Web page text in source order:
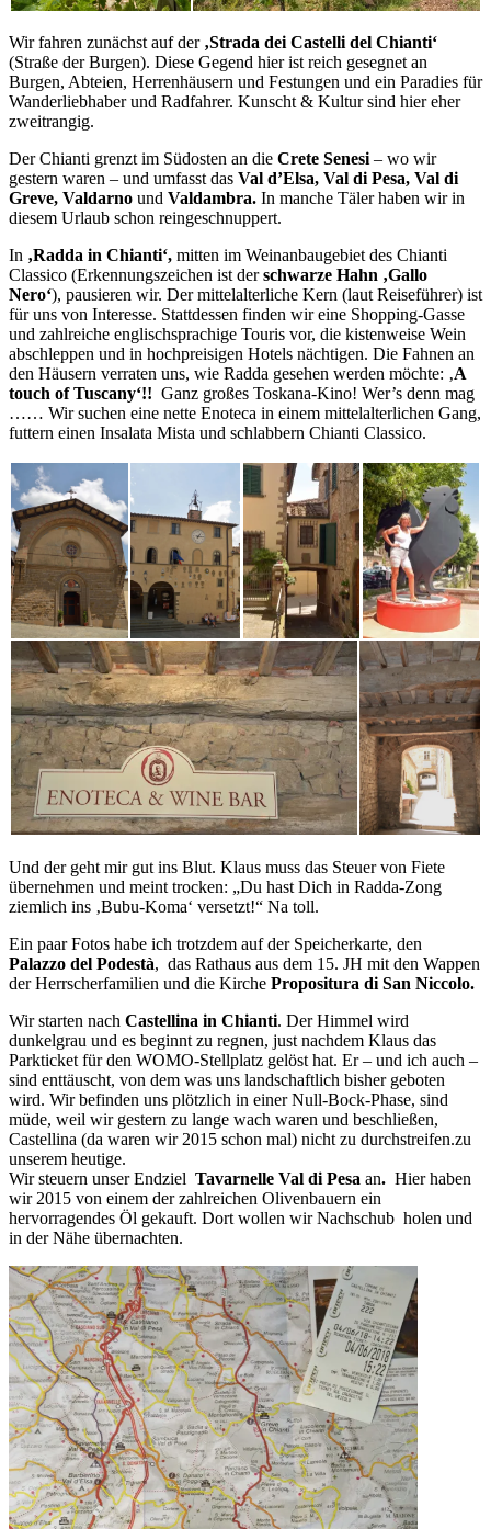
Wir fahren zunächst auf der ‚Strada dei Castelli del Chianti‘
(Straße der Burgen). Diese Gegend hier ist reich gesegnet an
Burgen, Abteien, Herrenhäusern und Festungen und ein Paradies für
Wanderliebhaber und Radfahrer. Kunscht & Kultur sind hier eher
zweitrangig.
Der Chianti grenzt im Südosten an die Crete Senesi – wo wir
gestern waren – und umfasst das Val d’Elsa, Val di Pesa, Val di
Greve, Valdarno und Valdambra. In manche Täler haben wir in
diesem Urlaub schon reingeschnuppert.
In ‚Radda in Chianti‘, mitten im Weinanbaugebiet des Chianti
Classico (Erkennungszeichen ist derschwarze Hahn ‚Gallo
Nero‘), pausieren wir. Der mittelalterliche Kern (laut Reiseführer) ist
für uns von Interesse. Stattdessen finden wir eine Shopping-Gasse
und zahlreiche englischsprachige Touris vor, die kistenweise Wein
abschleppen und in hochpreisigen Hotels nächtigen. Die Fahnen an
den Häusern verraten uns, wie Radda gesehen werden möchte: ‚A
touch of Tuscany‘!! Ganz großes Toskana-Kino! Wer’s denn mag
…… Wir suchen eine nette Enoteca in einem mittelalterlichen Gang,
futtern einen Insalata Mista und schlabbern Chianti Classico.
Und der geht mir gut ins Blut. Klaus muss das Steuer von Fiete
übernehmen und meint trocken: „Du hast Dich in Radda-Zong
ziemlich ins ‚Bubu-Koma‘ versetzt!“ Na toll.
Ein paar Fotos habe ich trotzdem auf der Speicherkarte, den
Palazzo del Podestà, das Rathaus aus dem 15. JH mit den Wappen
der Herrscherfamilien und die Kirche Propositura di San Niccolo.
Wir starten nach Castellina in Chianti. Der Himmel wird
dunkelgrau und es beginnt zu regnen, just nachdem Klaus das
Parkticket für den WOMO-Stellplatz gelöst hat. Er – und ich auch –
sind enttäuscht, von dem was uns landschaftlich bisher geboten
wird. Wir befinden uns plötzlich in einer Null-Bock-Phase, sind
müde, weil wir gestern zu lange wach waren und beschließen,
Castellina (da waren wir 2015 schon mal) nicht zu durchstreifen.zu
unserem heutige.
Wir steuern unser Endziel Tavarnelle Val di Pesa an. Hier haben
wir 2015 von einem der zahlreichen Olivenbauern ein
hervorragendes Öl gekauft. Dort wollen wir Nachschub holen und
in der Nähe übernachten.